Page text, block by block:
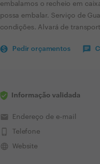
embalamos o recheio em
possa embalar. Serviço de
condições. Alvará de
Pedir orçamentos
Informação validada
email Endereço de e-mail
phone_iphone Telefone
language Website